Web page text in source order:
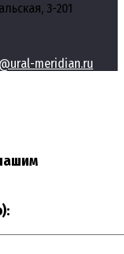
3-201
meridian.ru